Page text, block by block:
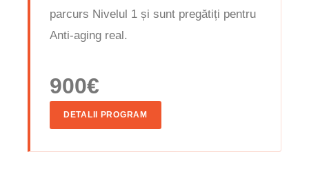
parcurs Nivelul 1 și sunt pregătiți pentru
Anti-aging real.
900€
DETALII PROGRAM